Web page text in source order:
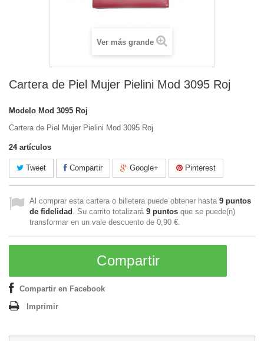
Ver más grande
Cartera de Piel Mujer Pielini Mod 3095 Roj
Modelo Mod 3095 Roj
Cartera de Piel Mujer Pielini Mod 3095 Roj
24 artículos
Tweet Compartir Google+ Pinterest
Al comprar esta cartera o billetera puede obtener hasta 9 puntos
de fidelidad . Su carrito totalizará 9 puntos que se puede(n)
transformar en un vale descuento de 0,90 €.
Compartir
Compartir en Facebook
Imprimir